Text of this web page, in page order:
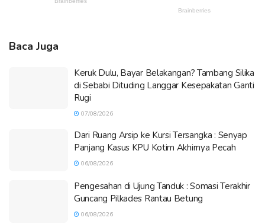
Baca Juga
Keruk Dulu, Bayar Belakangan? Tambang Silika
di Sebabi Dituding Langgar Kesepakatan Ganti
Rugi
07/08/2026
Dari Ruang Arsip ke Kursi Tersangka : Senyap
Panjang Kasus KPU Kotim Akhirnya Pecah
06/08/2026
Pengesahan di Ujung Tanduk : Somasi Terakhir
Guncang Pilkades Rantau Betung
06/08/2026